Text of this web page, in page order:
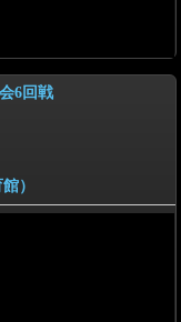
6回戦
）